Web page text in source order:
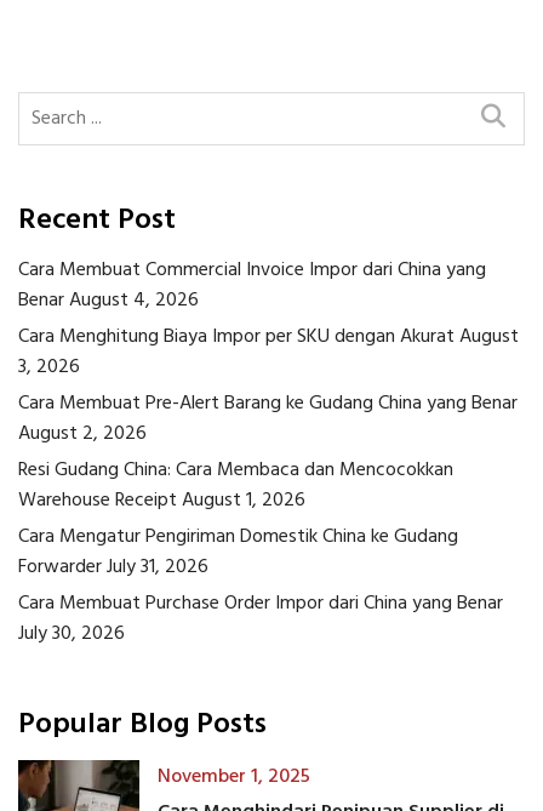
Recent Post
Cara Membuat Commercial Invoice Impor dari China yang
BenarAugust 4, 2026
Cara Menghitung Biaya Impor per SKU dengan AkuratAugust
3, 2026
Cara Membuat Pre-Alert Barang ke Gudang China yang Benar
August 2, 2026
Resi Gudang China: Cara Membaca dan Mencocokkan
Warehouse ReceiptAugust 1, 2026
Cara Mengatur Pengiriman Domestik China ke Gudang
ForwarderJuly 31, 2026
Cara Membuat Purchase Order Impor dari China yang Benar
July 30, 2026
Popular Blog Posts
November 1, 2025